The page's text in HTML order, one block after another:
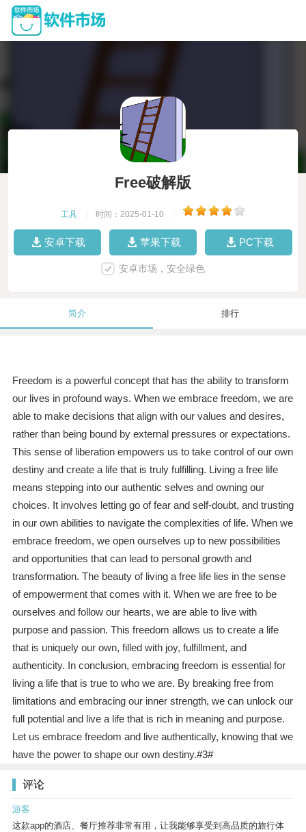
Free破解版
工具 时间：2025-01-10
安卓下载 苹果下载 PC下载
安卓市场，安全绿色
简介 排行
Freedom is a powerful concept that has the ability to transform
our lives in profound ways. When we embrace freedom, we are
able to make decisions that align with our values and desires,
rather than being bound by external pressures or expectations.
This sense of liberation empowers us to take control of our own
destiny and create a life that is truly fulfilling. Living a free life
means stepping into our authentic selves and owning our
choices. It involves letting go of fear and self-doubt, and trusting
in our own abilities to navigate the complexities of life. When we
embrace freedom, we open ourselves up to new possibilities
and opportunities that can lead to personal growth and
transformation. The beauty of living a free life lies in the sense
of empowerment that comes with it. When we are free to be
ourselves and follow our hearts, we are able to live with
purpose and passion. This freedom allows us to create a life
that is uniquely our own, filled with joy, fulfillment, and
authenticity. In conclusion, embracing freedom is essential for
living a life that is true to who we are. By breaking free from
limitations and embracing our inner strength, we can unlock our
full potential and live a life that is rich in meaning and purpose.
Let us embrace freedom and live authentically, knowing that we
have the power to shape our own destiny.#3#
评论
游客
这款app的酒店、餐厅推荐非常有用，让我能够享受到高品质的旅行体